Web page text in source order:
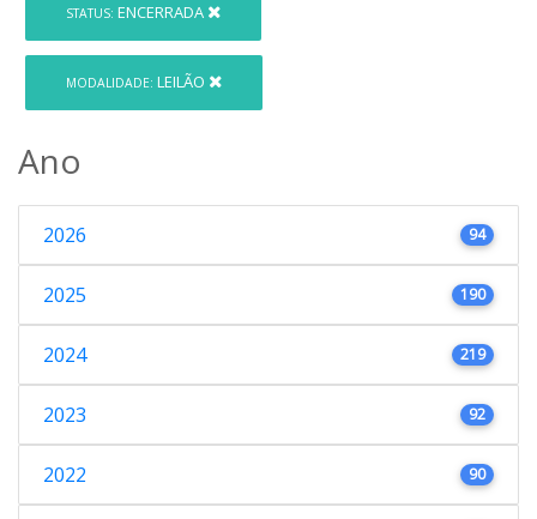
STATUS: ENCERRADA
MODALIDADE: LEILÃO
Ano
2026 94
2025 190
2024 219
2023 92
2022 90